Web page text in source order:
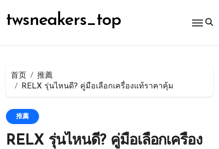
容
twsneakers_top
首页
推薦
RELX รุ่นไหนดี? คู่มือเลือกเครื่องแท้ราคาคุ้ม
推薦
RELX รุ่นไหนดี? คู่มือเลือกเครื่อง